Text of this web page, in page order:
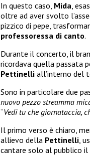
In questo caso, Mida,
oltre ad aver svolto
pizzico di pepe,
professoressa di canto.
Durante il concerto, il
ricordava quella passata
Pettinelli all’interno del
Sono in particolare due
nuovo pezzo streamma
“Vedi tu che giornataccia,
Il primo verso è chiaro,
allievo della Pettinelli,
cantare solo al pubblico